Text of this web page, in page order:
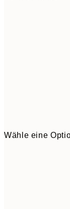
Wähle eine